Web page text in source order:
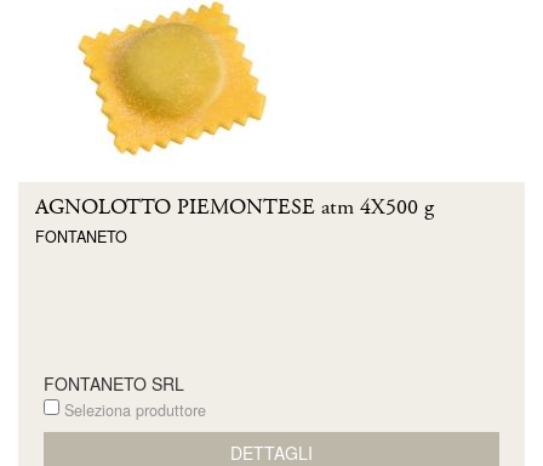
AGNOLOTTO PIEMONTESE atm 4X500 g
FONTANETO
FONTANETO SRL
Seleziona produttore
DETTAGLI